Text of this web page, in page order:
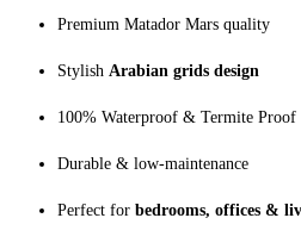
Premium Matador Mars quality
Stylish Arabian grids design
100% Waterproof & Termite Proof
Durable & low-maintenance
Perfect for bedrooms, offices &